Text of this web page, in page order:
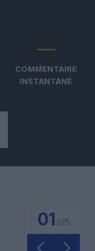
COMMENTAIRE
INSTANTANÉ
01